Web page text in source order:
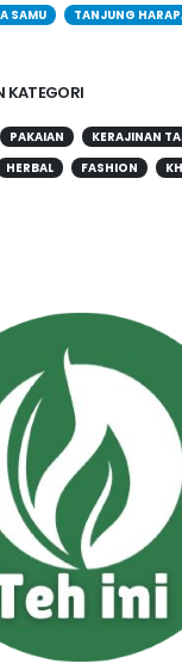
SAMU TANJUNG
KATEGORI
PAKAIAN
KERAJINAN
HERBAL FASHION